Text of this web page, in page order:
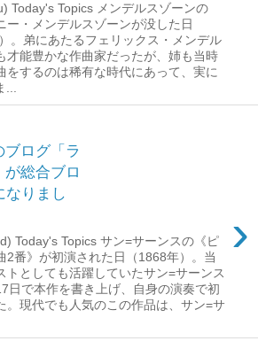
Today's Topics メンデルスゾーンの
ー・メンデルスゾーンが没した日
）。弟にあたるフェリックス・メンデル
才能豊かな作曲家だったが、姉も当時
をするのは稀有な時代にあって、実に
...
ログ「ラ
総合ブロ
なりまし
›
Today's Topics サン=サーンスの《ピ
2番》が初演された日（1868年）。当
トとしても活躍していたサン=サーンス
日で本作を書き上げ、自身の演奏で初
。現代でも人気のこの作品は、サン=サ